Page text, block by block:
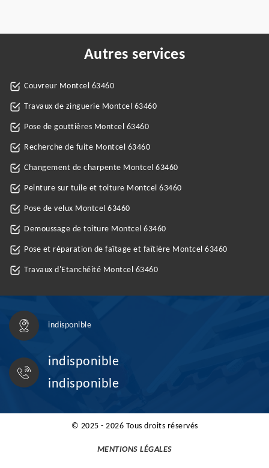
Autres services
Couvreur Montcel 63460
Travaux de zinguerie Montcel 63460
Pose de gouttières Montcel 63460
Recherche de fuite Montcel 63460
Changement de charpente Montcel 63460
Peinture sur tuile et toiture Montcel 63460
Pose de velux Montcel 63460
Demoussage de toiture Montcel 63460
Pose et réparation de faîtage et faîtière Montcel 63460
Travaux d'Etanchéité Montcel 63460
indisponible
indisponible
indisponible
© 2025 - 2026 Tous droits réservés
MENTIONS LÉGALES